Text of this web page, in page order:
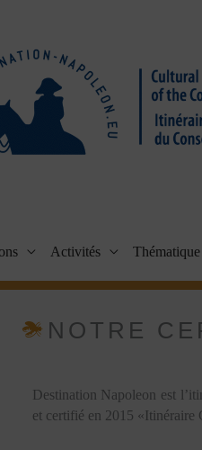
Activités
NOTRE
Destination Napoleon est
et certifié en 2015 «Itinéraire